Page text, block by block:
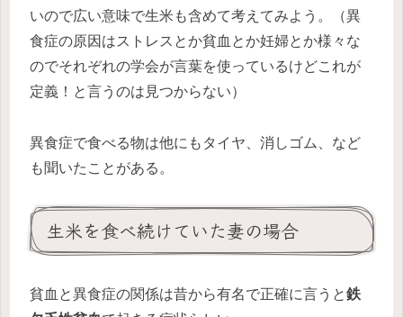
いので広い意味で生米も含めて考えてみよう。（異
食症の原因はストレスとか貧血とか妊婦とか様々な
のでそれぞれの学会が言葉を使っているけどこれが
定義！と言うのは見つからない）
異食症で食べる物は他にもタイヤ、消しゴム、など
も聞いたことがある。
生米を食べ続けていた妻の場合
貧血と異食症の関係は昔から有名で正確に言うと鉄